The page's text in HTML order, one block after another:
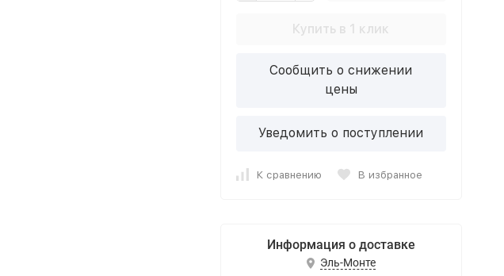
Купить в 1 клик
Сообщить о снижении
цены
Уведомить о поступлении
К сравнению В избранное
Информация о доставке
Эль-Монте